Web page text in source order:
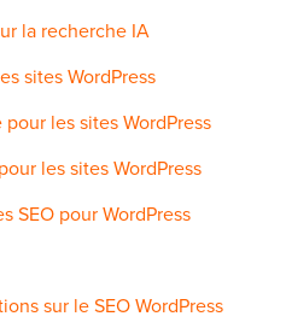
la recherche IA
sites WordPress
les sites WordPress
les sites WordPress
SEO pour WordPress
sur le SEO WordPress